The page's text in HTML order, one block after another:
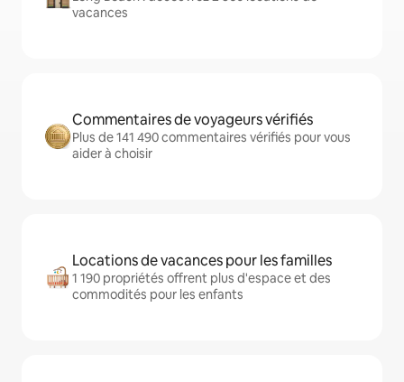
vacances
Commentaires de voyageurs vérifiés
Plus de 141 490 commentaires vérifiés pour vous
aider à choisir
Locations de vacances pour les familles
1 190 propriétés offrent plus d'espace et des
commodités pour les enfants